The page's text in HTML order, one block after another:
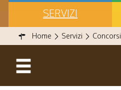
SERVIZI
Home Servizi Concorsi